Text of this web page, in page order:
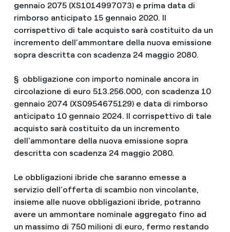
gennaio 2075 (XS1014997073) e prima data di
rimborso anticipato 15 gennaio 2020. Il
corrispettivo di tale acquisto sarà costituito da un
incremento dell’ammontare della nuova emissione
sopra descritta con scadenza 24 maggio 2080.
§ obbligazione con importo nominale ancora in
circolazione di euro 513.256.000, con scadenza 10
gennaio 2074 (XS0954675129) e data di rimborso
anticipato 10 gennaio 2024. Il corrispettivo di tale
acquisto sarà costituito da un incremento
dell’ammontare della nuova emissione sopra
descritta con scadenza 24 maggio 2080.
Le obbligazioni ibride che saranno emesse a
servizio dell’offerta di scambio non vincolante,
insieme alle nuove obbligazioni ibride, potranno
avere un ammontare nominale aggregato fino ad
un massimo di 750 milioni di euro, fermo restando